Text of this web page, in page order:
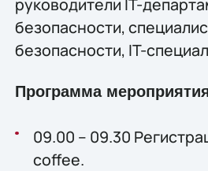
руководители IT-
безопасности,
безопасности, IT-
Программа
09.00 – 09.30
coffee.